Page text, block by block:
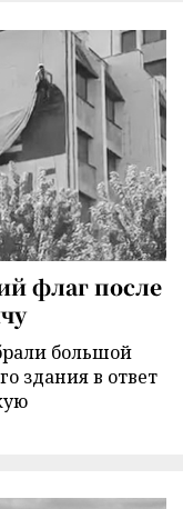
флаг после
большой
здания в ответ